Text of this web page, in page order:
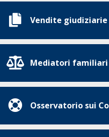
Vendite giudiziarie
Mediatori familiari
Osservatorio sui